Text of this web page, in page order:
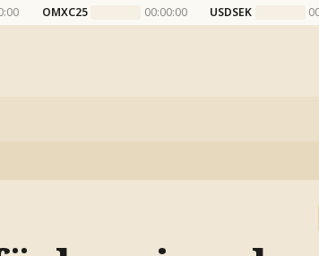
OMXC25 00:00:00 USDSEK